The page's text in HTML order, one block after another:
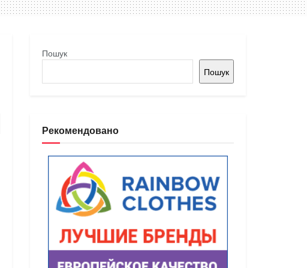
Пошук
Пошук
Рекомендовано